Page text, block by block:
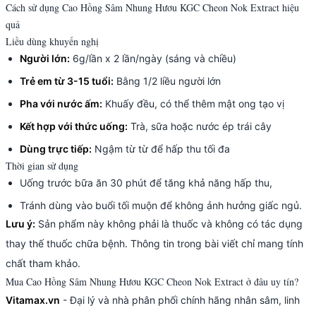
Cách sử dụng Cao Hồng Sâm Nhung Hươu KGC Cheon Nok Extract hiệu
quả
Liều dùng khuyến nghị
Người lớn: 6g/lần x 2 lần/ngày (sáng và chiều)
Trẻ em từ 3-15 tuổi: Bằng 1/2 liều người lớn
Pha với nước ấm: Khuấy đều, có thể thêm mật ong tạo vị
Kết hợp với thức uống: Trà, sữa hoặc nước ép trái cây
Dùng trực tiếp: Ngậm từ từ để hấp thu tối đa
Thời gian sử dụng
Uống trước bữa ăn 30 phút để tăng khả năng hấp thu,
Tránh dùng vào buổi tối muộn để không ảnh hưởng giấc ngủ.
Lưu ý: Sản phẩm này không phải là thuốc và không có tác dụng
thay thế thuốc chữa bệnh. Thông tin trong bài viết chỉ mang tính
chất tham khảo.
Mua Cao Hồng Sâm Nhung Hươu KGC Cheon Nok Extract ở đâu uy tín?
Vitamax.vn - Đại lý và nhà phân phối chính hãng nhân sâm, linh